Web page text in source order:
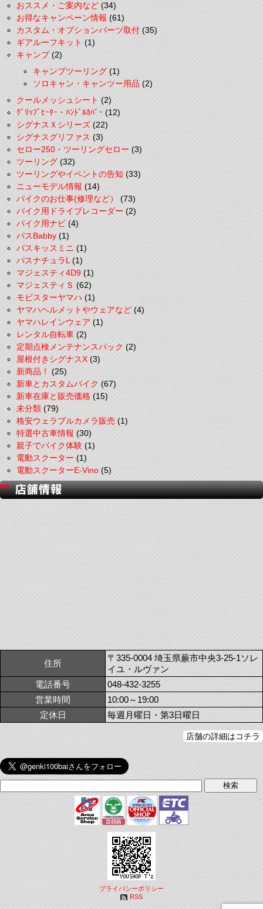
おススメ・ご案内など(34)
お得なキャンペーン情報(61)
カスタム・オプションパーツ取付(35)
ギアルーフキット(1)
キャンプ(2)
キャンプツーリング(1)
ソロキャン・キャンツー用品(2)
クールメッシュシート(2)
ｸﾞﾘｯﾌﾟﾋｰﾀｰ・ﾊﾝﾄﾞﾙｶﾊﾞｰ(12)
シグナスＸシリーズ(22)
シグナスグリファス(3)
セロー250・ツーリングセロー(3)
ツーリング(32)
ツーリングやイベントの告知(33)
ニューモデル情報(14)
バイクのお仕事(修理など）(73)
バイク用ドライブレコーダー(2)
バイク用ナビ(4)
パスBabby(1)
パスキッスミニ(1)
パスナチュラL(1)
マジェスティ4D9(1)
マジェスティＳ(62)
モビスターヤマハ(1)
ヤマハヘルメットやウェアなど(4)
ヤマハレインウェア(1)
レンタル自転車(2)
定期点検メンテナンスパック(2)
屋根付きシグナスX(3)
新商品！(25)
新車とカスタムバイク(67)
新車在庫と販売価格(15)
未分類(79)
格安ウェラブルカメラ販売(1)
特選中古車情報(30)
親子でバイク体験(1)
電動スクーター(1)
電動スクーターE-Vino(5)
住所
〒335-0004 埼玉県蕨市中央3-25-1ソレ
イユ・ルヴァン
電話番号
048-432-3255
営業時間
10:00～19:00
定休日
毎週月曜日・第3日曜日
店舗の詳細はコチラ
プライバシーポリシー
RSS